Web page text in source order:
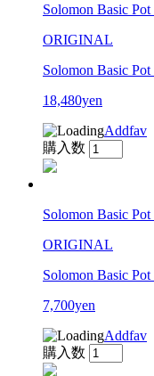
Solomon Basic
ORIGINAL
Solomon Basic
18,480yen
Addfav
購入数
Solomon Basic
ORIGINAL
Solomon Basic
7,700yen
Addfav
購入数